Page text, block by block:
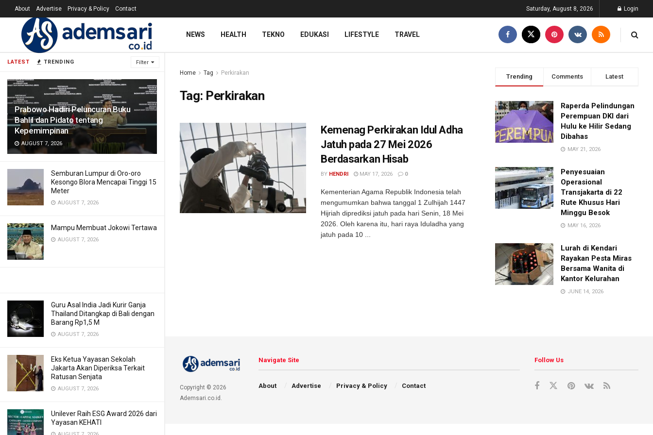
LATEST TRENDING Filter
Prabowo Hadiri Peluncuran Buku
Bahlil dan Pidato tentang
Kepemimpinan
AUGUST 7, 2026
Semburan Lumpur di Oro-oro
Kesongo Blora Mencapai Tinggi 15
Meter
AUGUST 7, 2026
Mampu Membuat Jokowi Tertawa
AUGUST 7, 2026
Guru Asal India Jadi Kurir Ganja
Thailand Ditangkap di Bali dengan
Barang Rp1,5 M
AUGUST 7, 2026
Eks Ketua Yayasan Sekolah
Jakarta Akan Diperiksa Terkait
Ratusan Senjata
AUGUST 7, 2026
Unilever Raih ESG Award 2026 dari
Yayasan KEHATI
About Advertise Privacy & Policy Contact Saturday, August 8, 2026 Login
NEWS HEALTH TEKNO EDUKASI LIFESTYLE TRAVEL
Home Tag Perkirakan
Tag: Perkirakan
Kemenag Perkirakan Idul Adha
Jatuh pada 27 Mei 2026
Berdasarkan Hisab
BY HENDRI MAY 17, 2026 0
Kementerian Agama Republik Indonesia telah
mengumumkan bahwa tanggal 1 Zulhijah 1447
Hijriah diprediksi jatuh pada hari Senin, 18 Mei
2026. Oleh karena itu, hari raya Iduladha yang
jatuh pada 10 ...
Trending Comments Latest
Raperda Pelindungan
Perempuan DKI dari
Hulu ke Hilir Sedang
Dibahas
MAY 21, 2026
Penyesuaian
Operasional
Transjakarta di 22
Rute Khusus Hari
Minggu Besok
MAY 16, 2026
Lurah di Kendari
Rayakan Pesta Miras
Bersama Wanita di
Kantor Kelurahan
JUNE 14, 2026
Copyright © 2026
Ademsari.co.id.
Navigate Site
About Advertise Privacy & Policy Contact
Follow Us